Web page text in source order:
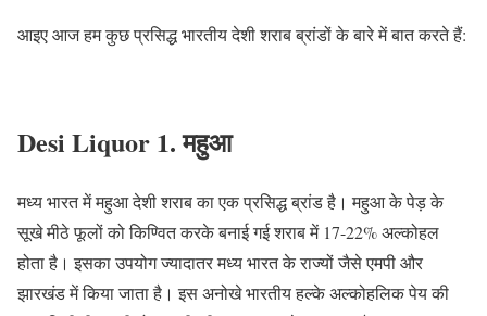
आइए आज हम कुछ प्रसिद्ध भारतीय देशी शराब ब्रांडों के बारे में बात करते हैं:
Desi Liquor 1. महुआ
मध्य भारत में महुआ देशी शराब का एक प्रसिद्ध ब्रांड है। महुआ के पेड़ के
सूखे मीठे फूलों को किण्वित करके बनाई गई शराब में 17-22% अल्कोहल
होता है। इसका उपयोग ज्यादातर मध्य भारत के राज्यों जैसे एमपी और
झारखंड में किया जाता है। इस अनोखे भारतीय हल्के अल्कोहलिक पेय की